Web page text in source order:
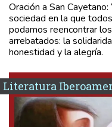
Oración a San
sociedad en la que
podamos reencontrar
arrebatados: la
honestidad y la alegría.
Literatura